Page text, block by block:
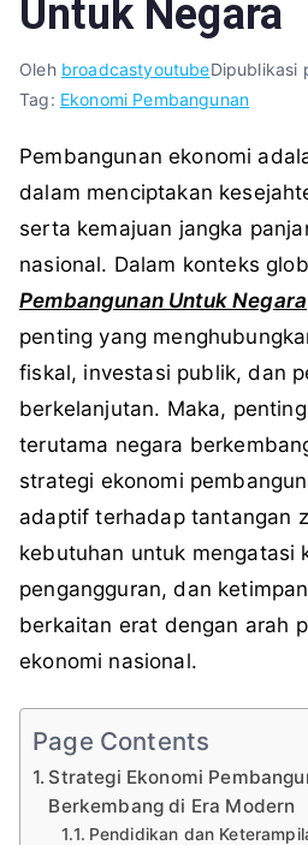
Untuk Negara
Oleh broadcastyoutubeDipublikasi
Tag: Ekonomi Pembangunan
Pembangunan ekonomi
dalam menciptakan
serta kemajuan jangka
nasional. Dalam konteks
Pembangunan Untuk Negara
penting yang
fiskal, investasi publik, dan
berkelanjutan. Maka,
terutama negara
strategi ekonomi
adaptif terhadap tantangan
kebutuhan untuk mengatasi
pengangguran, dan
berkaitan erat dengan arah
ekonomi nasional.
Page Contents
Strategi Ekonomi
Berkembang di Era Modern
Pendidikan dan